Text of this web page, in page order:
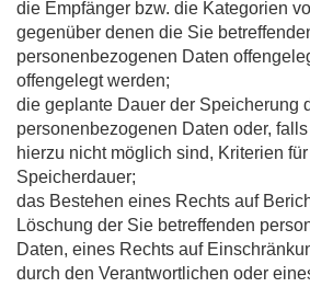
die Empfänger bzw. die Kategorien
gegenüber denen die Sie
personenbezogenen Daten
offengelegt werden;
die geplante Dauer der Speicherung
personenbezogenen Daten oder,
hierzu nicht möglich sind, Kriterien
Speicherdauer;
das Bestehen eines Rechts auf
Löschung der Sie betreffenden
Daten, eines Rechts auf
durch den Verantwortlichen oder